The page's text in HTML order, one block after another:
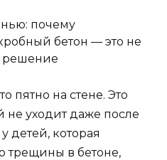
пятно на стене. Это
не уходит даже после
детей, которая
трещины в бетоне,